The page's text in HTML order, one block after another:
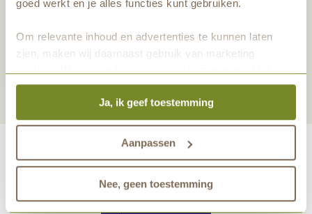
goed werkt en je alles functies kunt gebruiken.
Om relevante inhoud en advertenties te kunnen laten
zien, maken wij daarnaast gebruik van marketing
altijd mogelijk om je toestemming te veranderen. Alle
marketingprestaties worden geanalyseerd, zodat we
onze gasten nog beter kunnen helpen. Wil je meer weten
over het gebruik van cookies? Bekijk dan de andere
Ja, ik geef toestemming
Aanpassen
Nee, geen toestemming
Nieuwsbrief aanmelden
maakt eeuwige grafrust in de natuur mogelijk samen met